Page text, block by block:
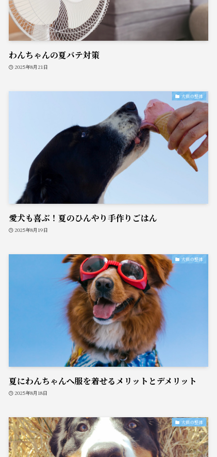
わんちゃんの夏バテ対策
2025年8月21日
犬猫の整体
愛犬も喜ぶ！夏のひんやり手作りごはん
2025年8月19日
犬猫の整体
夏にわんちゃんへ服を着せるメリットとデメリット
2025年8月18日
犬猫の整体